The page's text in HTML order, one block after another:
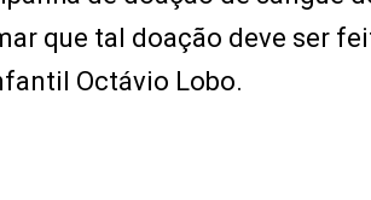
que tal doação deve ser
Octávio Lobo.